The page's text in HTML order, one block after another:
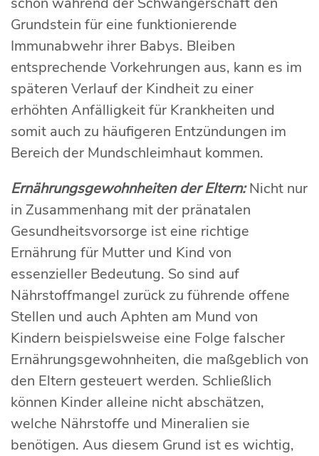
Grundstein für eine funktionierende
Immunabwehr ihrer Babys. Bleiben
entsprechende Vorkehrungen aus, kann es im
späteren Verlauf der Kindheit zu einer
erhöhten Anfälligkeit für Krankheiten und
somit auch zu häufigeren Entzündungen im
Bereich der Mundschleimhaut kommen.
Ernährungsgewohnheiten der Eltern:Nicht nur
in Zusammenhang mit der pränatalen
Gesundheitsvorsorge ist eine richtige
Ernährung für Mutter und Kind von
essenzieller Bedeutung. So sind auf
Nährstoffmangel zurück zu führende offene
Stellen und auch Aphten am Mund von
Kindern beispielsweise eine Folge falscher
Ernährungsgewohnheiten, die maßgeblich von
den Eltern gesteuert werden. Schließlich
können Kinder alleine nicht abschätzen,
welche Nährstoffe und Mineralien sie
benötigen. Aus diesem Grund ist es wichtig,